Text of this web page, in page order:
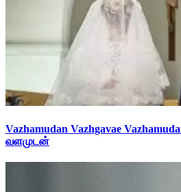
Vazhamudan Vazhgavae
வளமுடன்